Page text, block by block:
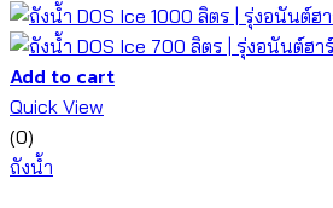
Add to cart
Quick View
(0)
ถังน้ำ